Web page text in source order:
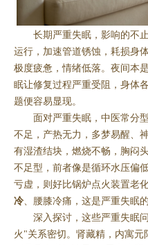
长期严重失眠，影响的不
运行，加速管道锈蚀，耗损身
极度疲惫，情绪低落。夜间本
眠让修复过程严重受阻，身体
题便容易显现。
面对严重失眠，中医常分
不足，产热无力，多梦易醒、
有湿渣结块，燃烧不畅，胸闷
不足型，前者像是循环水压偏
亏虚，则好比锅炉点火装置老
冷、腰膝冷痛，这是严重失眠
深入探讨，这些严重失眠
火"关系密切。肾藏精，内寓元